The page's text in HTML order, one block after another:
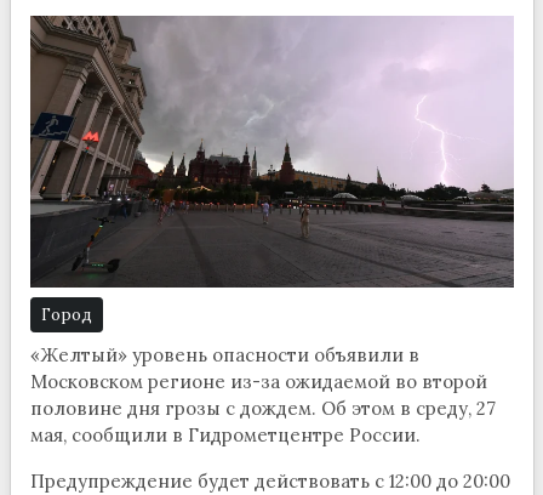
Город
«Желтый» уровень опасности объявили в
Московском регионе из-за ожидаемой во второй
половине дня грозы с дождем. Об этом в среду, 27
мая, сообщили в Гидрометцентре России.
Предупреждение будет действовать с 12:00 до 20:00